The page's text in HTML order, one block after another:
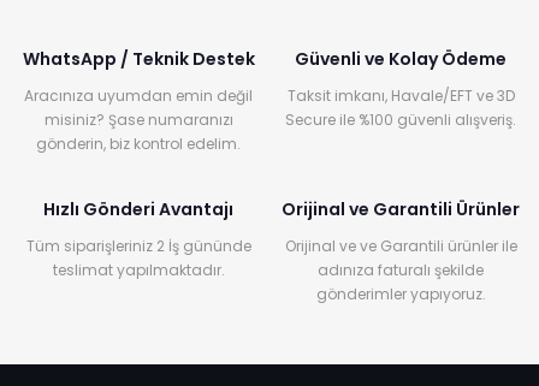
WhatsApp / Teknik Destek
Aracınıza uyumdan emin değil
misiniz? Şase numaranızı
gönderin, biz kontrol edelim.
Güvenli ve Kolay Ödeme
Taksit imkanı, Havale/EFT ve 3D
Secure ile %100 güvenli alışveriş.
Hızlı Gönderi Avantajı
Tüm siparişleriniz 2 İş gününde
teslimat yapılmaktadır.
Orijinal ve Garantili Ürünler
Orijinal ve ve Garantili ürünler ile
adınıza faturalı şekilde
gönderimler yapıyoruz.